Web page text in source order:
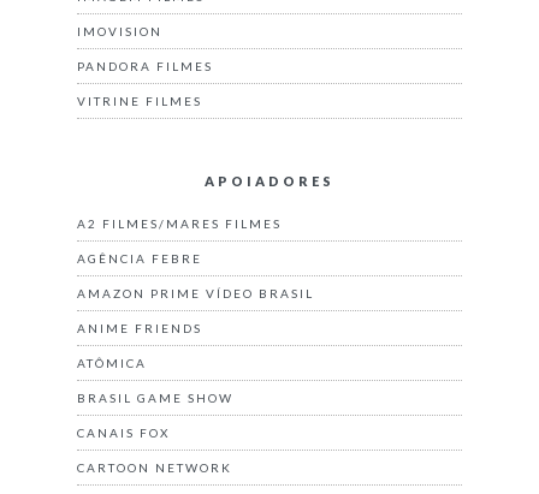
IMOVISION
PANDORA FILMES
VITRINE FILMES
APOIADORES
A2 FILMES/MARES FILMES
AGÊNCIA FEBRE
AMAZON PRIME VÍDEO BRASIL
ANIME FRIENDS
ATÔMICA
BRASIL GAME SHOW
CANAIS FOX
CARTOON NETWORK